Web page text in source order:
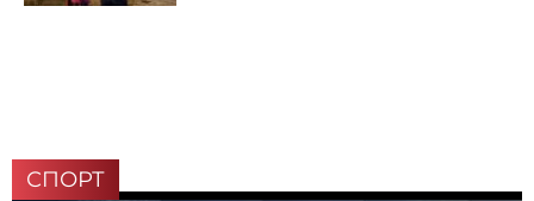
СПОРТ